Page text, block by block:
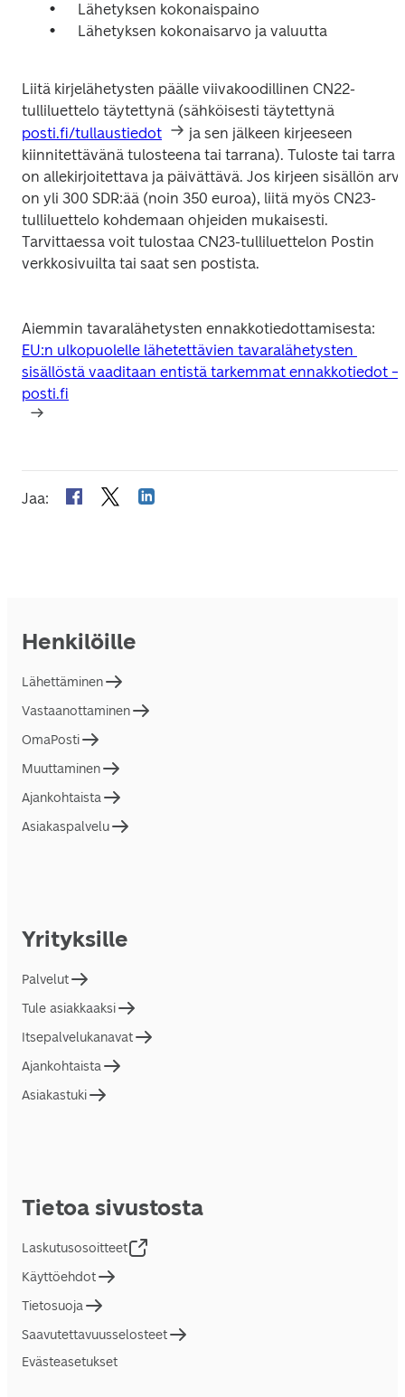
•	Lähetyksen kokonaispaino
Liitä kirjelähetysten päälle viivakoodillinen CN22-
posti.fi/tullaustiedot
ja sen jälkeen kirjeeseen
kiinnitettävänä tulosteena tai tarrana). Tuloste tai tarra
on allekirjoitettava ja päivättävä. Jos kirjeen sisällön
on yli 300 SDR:ää (noin 350 euroa), liitä myös CN23-
tulliluettelo kohdemaan ohjeiden mukaisesti.
Tarvittaessa voit tulostaa CN23-tulliluettelon Postin
verkkosivuilta tai saat sen postista.
EU:n ulkopuolelle lähetettävien tavaralähetysten
sisällöstä vaaditaan entistä tarkemmat ennakkotiedot –
Jaa:
Henkilöille
Lähettäminen
Vastaanottaminen
OmaPosti
Muuttaminen
Ajankohtaista
Asiakaspalvelu
Yrityksille
Palvelut
Tule asiakkaaksi
Itsepalvelukanavat
Ajankohtaista
Asiakastuki
Tietoa sivustosta
Laskutusosoitteet
Käyttöehdot
Tietosuoja
Saavutettavuusselosteet
Evästeasetukset